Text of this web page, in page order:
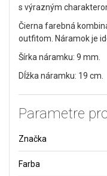
s výrazným
Čierna farebná
outfitom. Náramok je
Šírka náramku: 9 mm.
Dĺžka náramku: 19 cm.
Parametre
Značka
Farba